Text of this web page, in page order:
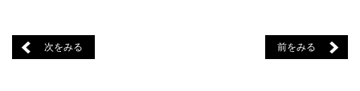
次をみる 前をみる